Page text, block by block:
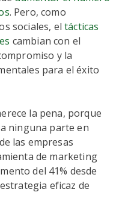
. Pero, como
sociales, eltácticas
cambian con el
y la
para el éxito
la pena, porque
ninguna parte en
las empresas
de marketing
del 41% desde
eficaz de